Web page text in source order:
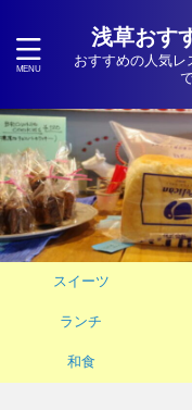
浅草おす
おすすめの人気レ
スイーツ
ランチ
和食